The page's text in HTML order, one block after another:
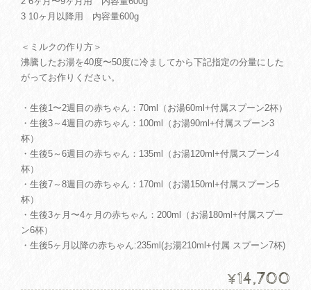
3 10ヶ月以降用 内容量600g
＜ミルクの作り方＞
沸騰したお湯を40度〜50度に冷ましてから下記指定の分量にした
がってお作りください。
・生後1〜2週目の赤ちゃん：70ml（お湯60ml+付属スプーン2杯）
・生後3～4週目の赤ちゃん：100ml（お湯90ml+付属スプーン3
杯）
・生後5～6週目の赤ちゃん：135ml（お湯120ml+付属スプーン4
杯）
・生後7～8週目の赤ちゃん：170ml（お湯150ml+付属スプーン5
杯）
・生後3ヶ月〜4ヶ月の赤ちゃん：200ml（お湯180ml+付属スプー
ン6杯）
・生後5ヶ月以降の赤ちゃん:235ml(お湯210ml+付属 スプーン7杯)
¥14,700